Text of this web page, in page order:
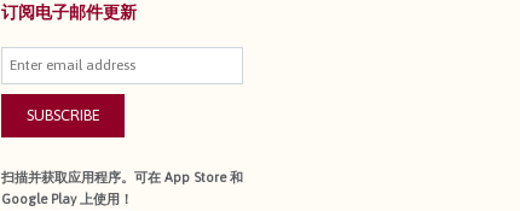
订阅电子邮件更新
SUBSCRIBE
扫描并获取应用程序。可在 App Store 和
Google Play 上使用！